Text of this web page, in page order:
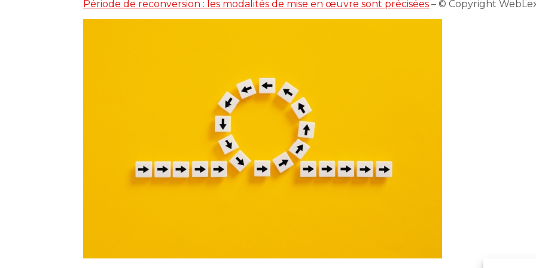
Période de reconversion : les modalités de mise en œuvre sont précisées – © Copyright